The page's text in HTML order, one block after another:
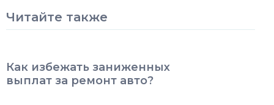
Читайте также
Как избежать заниженных
выплат за ремонт авто?